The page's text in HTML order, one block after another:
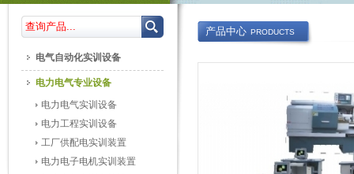
产品中心 PRODUCTS
电气自动化实训设备
电力电气专业设备
电力电气实训设备
电力工程实训设备
工厂供配电实训装置
电力电子电机实训装置